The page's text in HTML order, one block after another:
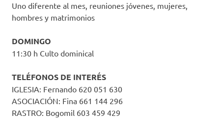
Uno diferente al mes, reuniones jóvenes, mujeres,
hombres y matrimonios
DOMINGO
11:30 h Culto dominical
TELÉFONOS DE INTERÉS
IGLESIA: Fernando 620 051 630
ASOCIACIÓN: Fina 661 144 296
RASTRO: Bogomil 603 459 429